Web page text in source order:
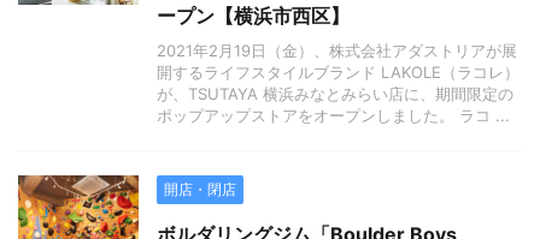
ープン【横浜市西区】
2021年2月19日（金）、株式会社アダストリアが展
開するライフスタイルブランド LAKOLE（ラコレ）
が、TSUTAYA 横浜みなとみらい店に、期間限定の
ポップアップストアをオープンしました。 ラコ ...
開店・閉店
ボルダリングジム「Boulder Boys